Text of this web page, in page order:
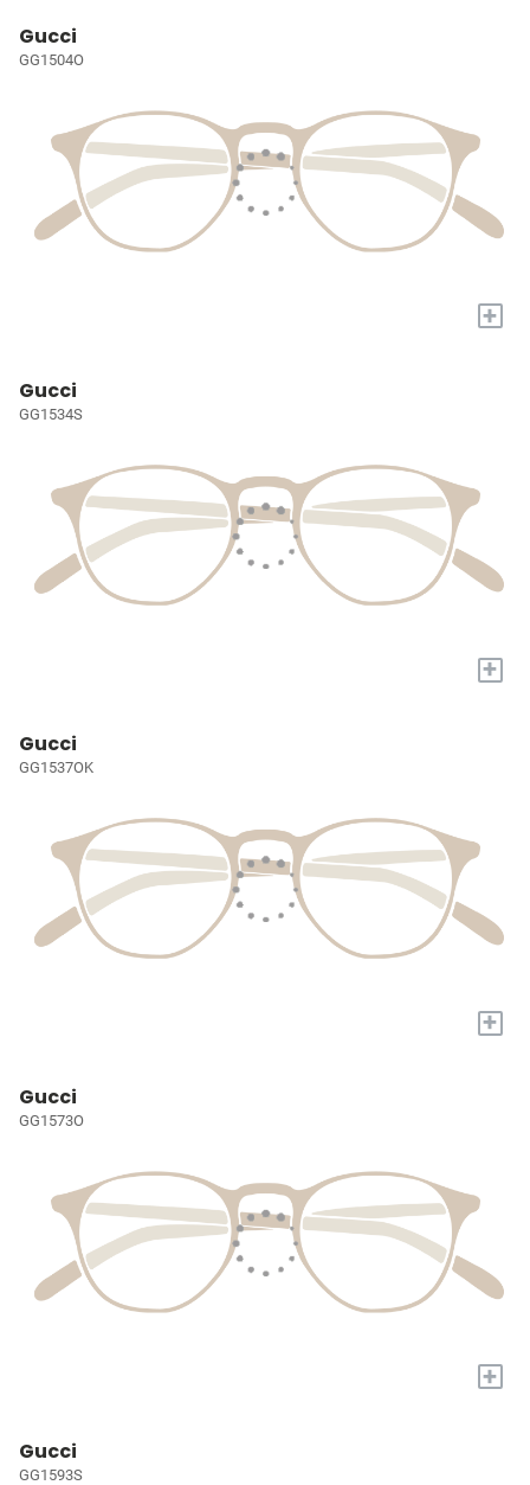
Gucci
GG1504O
+
Gucci
GG1534S
+
Gucci
GG1537OK
+
Gucci
GG1573O
+
Gucci
GG1593S